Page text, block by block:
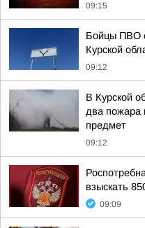
09:15
Бойцы ПВО
Курской
09:12
В Курской
два пожара
предмет
09:12
взыскать
09:09